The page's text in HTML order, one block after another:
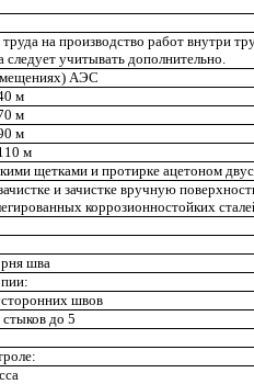
на производство работ внутри
следует учитывать дополнительно.
АЭС
м
м
м
м
щетками и протирке ацетоном
и зачистке вручную
коррозионностойких
шва
швов
до 5